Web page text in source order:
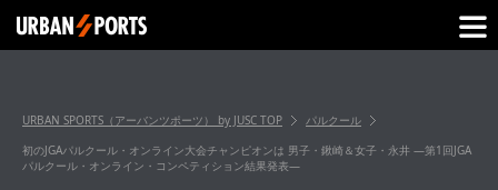
URBAN SPORTS（アーバンツポーツ） by JUSC TOP
パルクール
初のJGAパルクール・オンライン大会チャンピオンは 男子・鍬崎＆女子・永井 —第1回JGA
パルクール・オンライン・コンペティション結果発表—